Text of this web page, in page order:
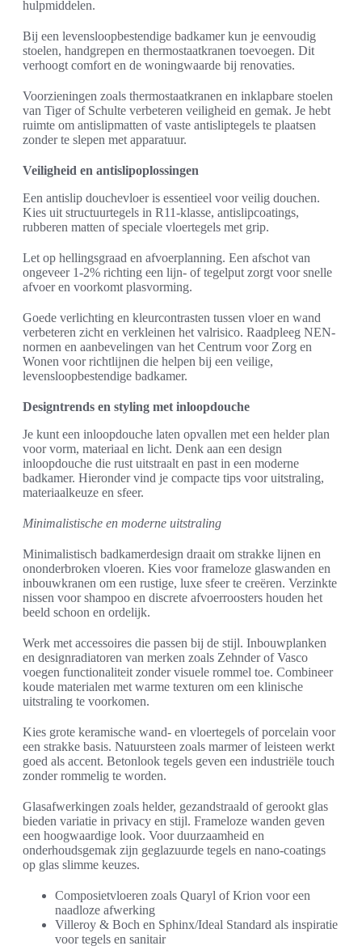
hulpmiddelen.
Bij een levensloopbestendige badkamer kun je eenvoudig
stoelen, handgrepen en thermostaatkranen toevoegen. Dit
verhoogt comfort en de woningwaarde bij renovaties.
Voorzieningen zoals thermostaatkranen en inklapbare stoelen
van Tiger of Schulte verbeteren veiligheid en gemak. Je hebt
ruimte om antislipmatten of vaste antisliptegels te plaatsen
zonder te slepen met apparatuur.
Veiligheid en antislipoplossingen
Een antislip douchevloer is essentieel voor veilig douchen.
Kies uit structuurtegels in R11-klasse, antislipcoatings,
rubberen matten of speciale vloertegels met grip.
Let op hellingsgraad en afvoerplanning. Een afschot van
ongeveer 1-2% richting een lijn- of tegelput zorgt voor snelle
afvoer en voorkomt plasvorming.
Goede verlichting en kleurcontrasten tussen vloer en wand
verbeteren zicht en verkleinen het valrisico. Raadpleeg NEN-
normen en aanbevelingen van het Centrum voor Zorg en
Wonen voor richtlijnen die helpen bij een veilige,
levensloopbestendige badkamer.
Designtrends en styling met inloopdouche
Je kunt een inloopdouche laten opvallen met een helder plan
voor vorm, materiaal en licht. Denk aan een design
inloopdouche die rust uitstraalt en past in een moderne
badkamer. Hieronder vind je compacte tips voor uitstraling,
materiaalkeuze en sfeer.
Minimalistische en moderne uitstraling
Minimalistisch badkamerdesign draait om strakke lijnen en
ononderbroken vloeren. Kies voor frameloze glaswanden en
inbouwkranen om een rustige, luxe sfeer te creëren. Verzinkte
nissen voor shampoo en discrete afvoerroosters houden het
beeld schoon en ordelijk.
Werk met accessoires die passen bij de stijl. Inbouwplanken
en designradiatoren van merken zoals Zehnder of Vasco
voegen functionaliteit zonder visuele rommel toe. Combineer
koude materialen met warme texturen om een klinische
uitstraling te voorkomen.
Kies grote keramische wand- en vloertegels of porcelain voor
een strakke basis. Natuursteen zoals marmer of leisteen werkt
goed als accent. Betonlook tegels geven een industriële touch
zonder rommelig te worden.
Glasafwerkingen zoals helder, gezandstraald of gerookt glas
bieden variatie in privacy en stijl. Frameloze wanden geven
een hoogwaardige look. Voor duurzaamheid en
onderhoudsgemak zijn geglazuurde tegels en nano-coatings
op glas slimme keuzes.
Composietvloeren zoals Quaryl of Krion voor een
naadloze afwerking
Villeroy & Boch en Sphinx/Ideal Standard als inspiratie
voor tegels en sanitair